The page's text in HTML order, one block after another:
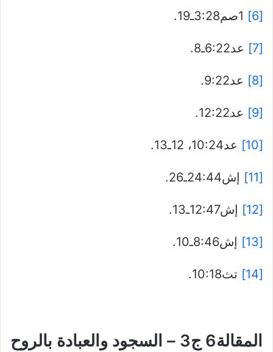
[6]
[7] عد6:22ـ8.
[8] عد9:22.
[9] عد12:22.
[10] عد10:24، 12ـ13.
[11] إش24:44ـ26.
[12] إش12:47ـ13.
[13] إش8:46ـ10.
[14] تث10:18.
المقالة6 ج3 – السجود والعبادة بالروح